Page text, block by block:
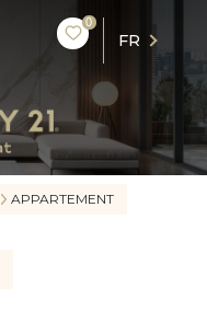
0
FR
APPARTEMENT